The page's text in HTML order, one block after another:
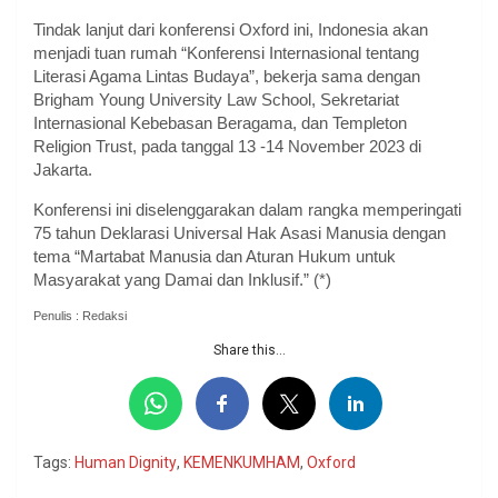
Tindak lanjut dari konferensi Oxford ini, Indonesia akan
menjadi tuan rumah “Konferensi Internasional tentang
Literasi Agama Lintas Budaya”, bekerja sama dengan
Brigham Young University Law School, Sekretariat
Internasional Kebebasan Beragama, dan Templeton
Religion Trust, pada tanggal 13 -14 November 2023 di
Jakarta.
Konferensi ini diselenggarakan dalam rangka memperingati
75 tahun Deklarasi Universal Hak Asasi Manusia dengan
tema “Martabat Manusia dan Aturan Hukum untuk
Masyarakat yang Damai dan Inklusif.” (*)
Penulis : Redaksi
Share this...
Tags: Human Dignity, KEMENKUMHAM, Oxford